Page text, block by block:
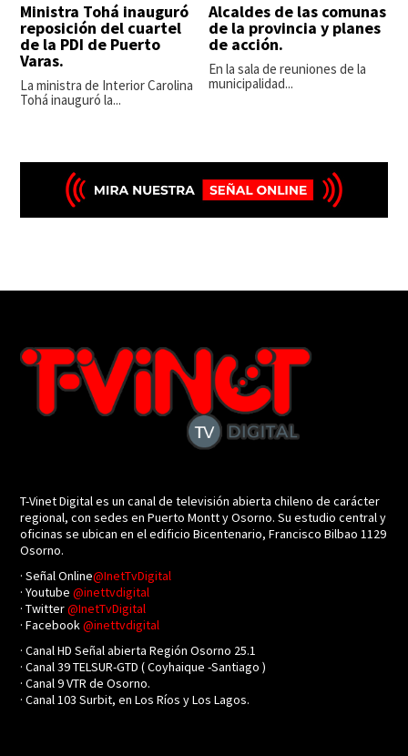
Ministra Tohá inauguró
reposición del cuartel
de la PDI de Puerto
Varas.
La ministra de Interior Carolina
Tohá inauguró la...
Alcaldes de las comunas
de la provincia y planes
de acción.
En la sala de reuniones de la
municipalidad...
T-Vinet Digital es un canal de televisión abierta chileno de carácter
regional, con sedes en Puerto Montt y Osorno. Su estudio central y
oficinas se ubican en el edificio Bicentenario, Francisco Bilbao 1129
Osorno.
· Señal Online@InetTvDigital
· Youtube@inettvdigital
· Twitter@InetTvDigital
· Facebook@inettvdigital
· Canal HD Señal abierta Región Osorno 25.1
· Canal 39 TELSUR-GTD ( Coyhaique -Santiago )
· Canal 9 VTR de Osorno.
· Canal 103 Surbit, en Los Ríos y Los Lagos.